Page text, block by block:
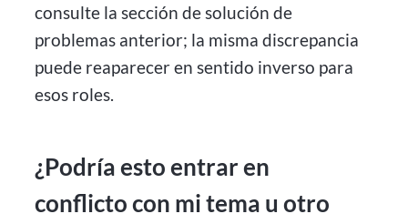
consulte la sección de solución de
problemas anterior; la misma discrepancia
puede reaparecer en sentido inverso para
esos roles.
¿Podría esto entrar en
conflicto con mi tema u otro